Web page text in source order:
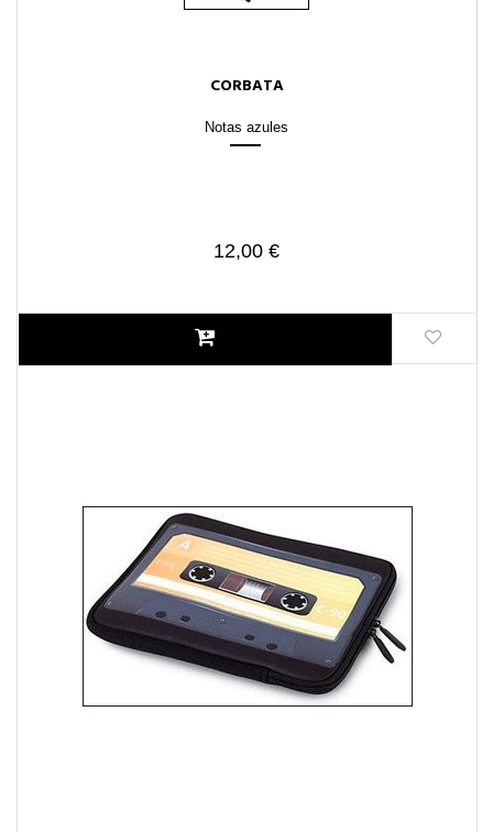
CORBATA
Notas azules
12,00 €